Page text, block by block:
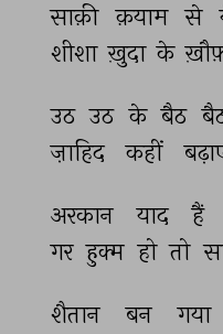
साक़ी क़याम से
शीशा ख़ुदा के
उठ उठ के बैठ
ज़ाहिद
कहीं
अरकान याद हैं
गर हुक्म हो तो
शैतान बन गया